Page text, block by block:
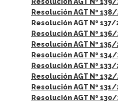
Resolución AGT Nº
Resolución AGT Nº 137/
Resolución AGT Nº
Resolución AGT Nº
Resolución AGT Nº
Resolución AGT Nº
Resolución AGT Nº
Resolución AGT Nº
Resolución AGT Nº